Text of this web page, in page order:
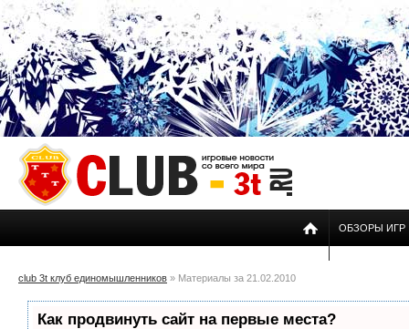
ОБЗОРЫ ИГР
club 3t клуб единомышленников » Материалы за 21.02.2010
Как продвинуть сайт на первые места?